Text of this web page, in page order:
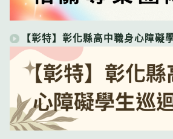
【彰特】彰化縣高中職身心障礙